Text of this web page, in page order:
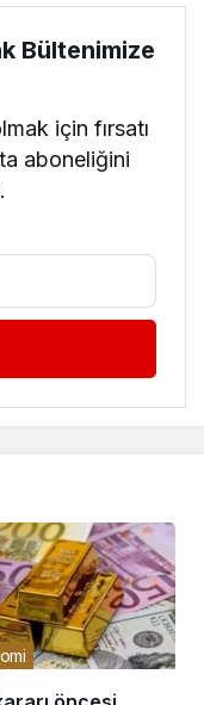
Bültenimize
için fırsatı
aboneliğini